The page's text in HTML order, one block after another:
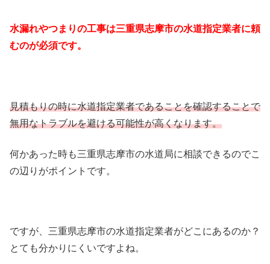
水漏れやつまりの工事は三重県志摩市の水道指定業者に頼
むのが必須です。
見積もりの時に水道指定業者であることを確認することで
無用なトラブルを避ける可能性が高くなります。
何かあった時も三重県志摩市の水道局に相談できるのでこ
の辺りがポイントです。
ですが、三重県志摩市の水道指定業者がどこにあるのか？
とても分かりにくいですよね。